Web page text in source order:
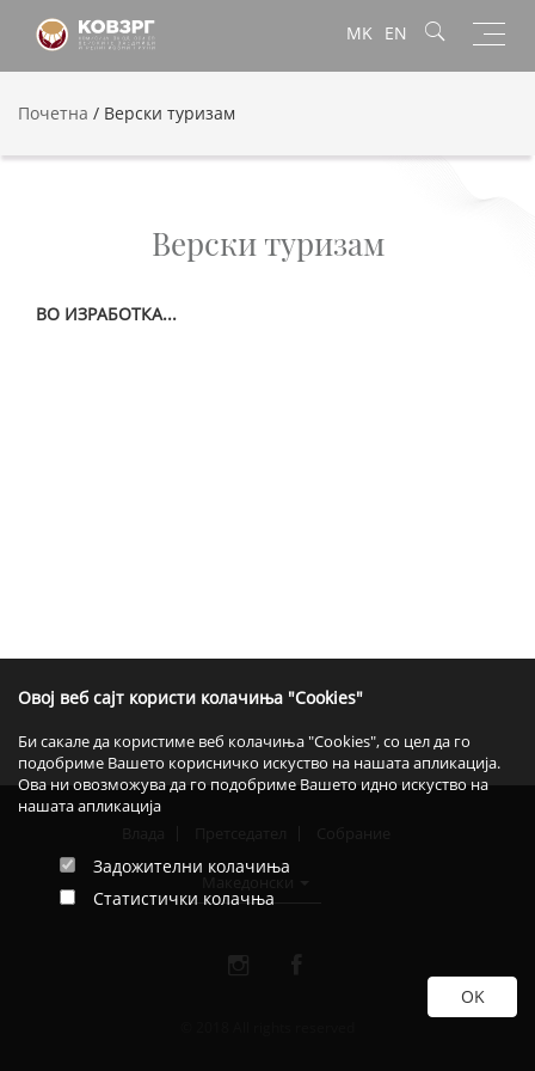
Овој веб сајт користи колачиња "Cookies"
Би сакале да користиме веб колачиња "Cookies", со цел да го
подобриме Вашето корисничко искуство на нашата апликација.
Ова ни овозможува да го подобриме Вашето идно искуство на
нашата апликација
Задожителни колачиња
Статистички колачња
MK EN
Почетна / Верски туризам
Верски туризам
ВО ИЗРАБОТКА...